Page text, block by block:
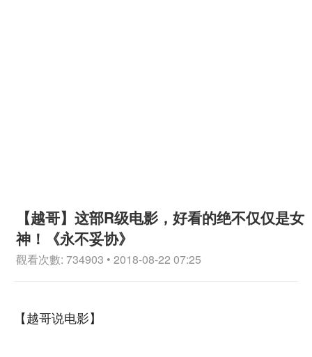
【越哥】这部R级电影，好看的绝不仅仅是女
神！《永不妥协》
觀看次數: 734903 • 2018-08-22 07:25
【越哥说电影】